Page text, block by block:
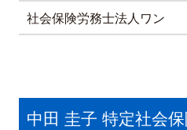
社会保険労務士法人ワン
中田 圭子 特定社会